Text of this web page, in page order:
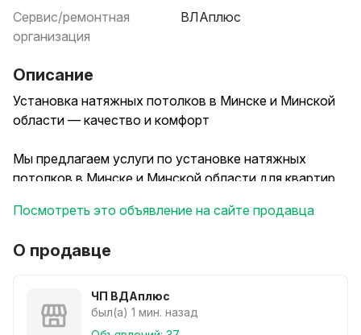
Сервис/ремонтная
организация
ВЛАплюс
Описание
Установка натяжных потолков в Минске и Минской
области — качество и комфорт
Мы предлагаем услуги по установке натяжных
потолков в Минске и Минской области для квартир,
выбирают нас?
--Профессиональный монтаж. Наша команда
качественно выполняют установку натяжных
потолков.
Посмотреть это объявление на сайте продавца
О продавце
ЧП ВДАплюс
был(а) 1 мин. назад